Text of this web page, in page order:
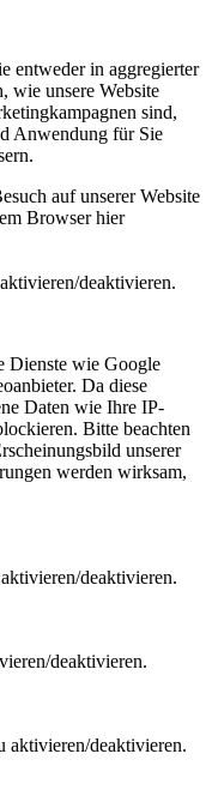
entweder in aggregierter
wie unsere Website
sind,
Anwendung für Sie
auf unserer Website
Browser hier
deaktivieren.
Dienste wie Google
Da diese
Daten wie Ihre IP-
Bitte beachten
unserer
werden wirksam,
deaktivieren.
deaktivieren.
aktivieren/deaktivieren.